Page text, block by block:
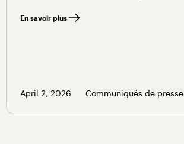
En savoir plus
April 2, 2026 Communiqués de presse